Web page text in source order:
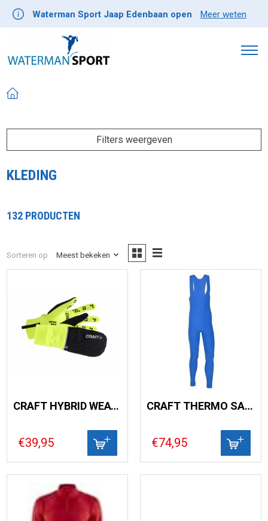
Waterman Sport Jaap Edenbaan open Meer weten
Filters weergeven
KLEDING
132 PRODUCTEN
Sorteren op Meest bekeken
CRAFT HYBRID WEATHER GLOVE
€39,95
CRAFT THERMO SALOPET
€74,95